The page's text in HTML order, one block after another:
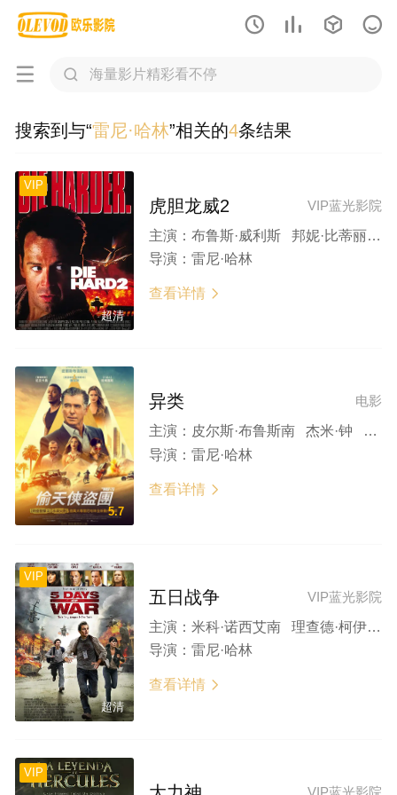
   
 
搜索到与“雷尼·哈林”相关的4条结果
VIP
超清
VIP蓝光影院
虎胆龙威2
主演： 布鲁斯·威利斯 邦妮·比蒂丽娅 威廉·阿瑟东 雷金纳德·维尔约翰逊 弗兰科·内罗
导演： 雷尼·哈林
查看详情 
5.7
电影
异类
主演： 皮尔斯·布鲁斯南 杰米·钟 蒂姆·罗斯 赫敏·科菲尔德 尼克·卡农
导演： 雷尼·哈林
查看详情 
VIP
超清
VIP蓝光影院
五日战争
主演： 米科·诺西艾南 理查德·柯伊尔 鲁伯特·弗兰德
导演： 雷尼·哈林
查看详情 
VIP